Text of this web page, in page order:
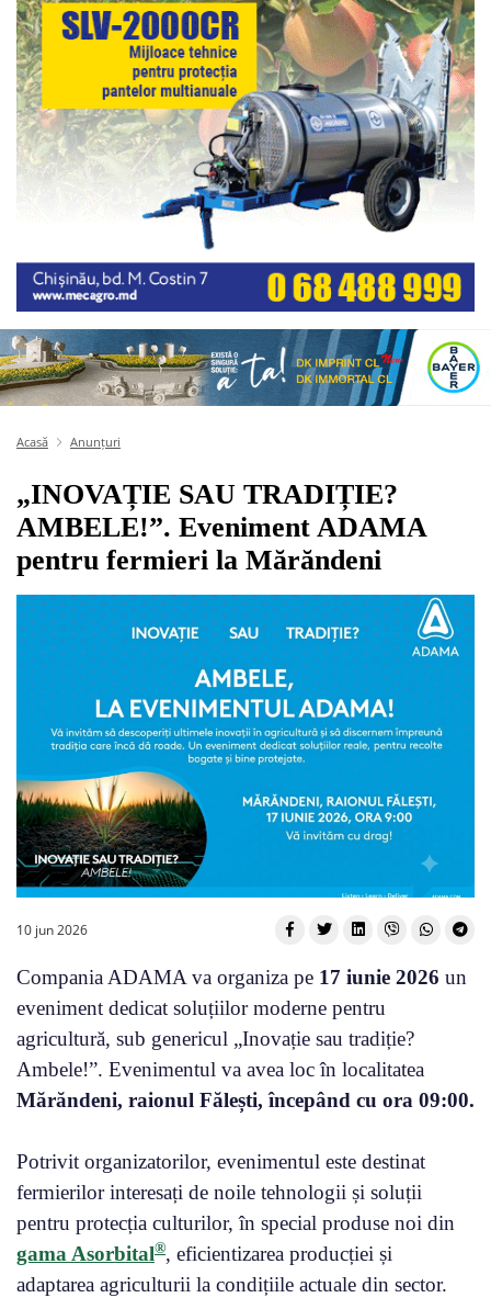
Acasă Anunțuri
„INOVAȚIE SAU TRADIȚIE?
AMBELE!”. Eveniment ADAMA
pentru fermieri la Mărăndeni
10 jun 2026
Compania ADAMA va organiza pe 17 iunie 2026 un
eveniment dedicat soluțiilor moderne pentru
agricultură, sub genericul „Inovație sau tradiție?
Ambele!”. Evenimentul va avea loc în localitatea
Mărăndeni, raionul Fălești, începând cu ora 09:00.
Potrivit organizatorilor, evenimentul este destinat
fermierilor interesați de noile tehnologii și soluții
pentru protecția culturilor, în special produse noi din
gama Asorbital®, eficientizarea producției și
adaptarea agriculturii la condițiile actuale din sector.